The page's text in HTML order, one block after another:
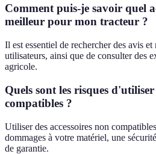
Comment puis-je savoir quel
meilleur pour mon tracteur ?
Il est essentiel de rechercher des avis
utilisateurs, ainsi que de consulter des
agricole.
Quels sont les risques d'utiliser
compatibles ?
Utiliser des accessoires non
dommages à votre matériel, une
de garantie.